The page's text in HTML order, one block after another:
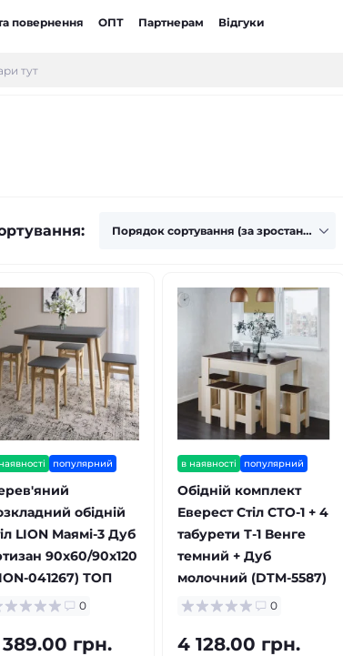
повернення ОПТ Партнерам Відгуки
популярний
обідній
LION Маямі-3 Дуб
90х60/90х120
041267) ТОП
0
грн.
в наявності популярний
Обідній комплект
Еверест Стіл СТО-1 + 4
табурети Т-1 Венге
темний + Дуб
молочний (DTM-5587)
0
4 128.00 грн.